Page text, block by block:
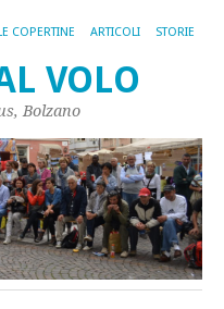
COPERTINE ARTICOLI STORIE
VOLO
Bolzano